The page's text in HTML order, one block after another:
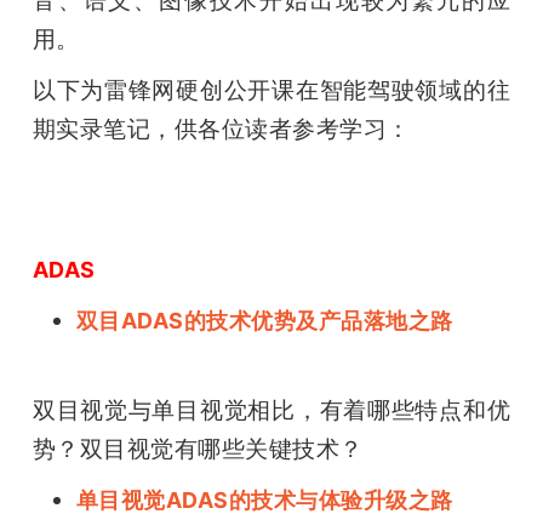
搞
机
用。
以下为雷锋网硬创公开课在智能驾驶领域的往
期实录笔记，供各位读者参考学习：
ADAS
双目ADAS的技术优势及产品落地之路
双目视觉与单目视觉相比，有着哪些特点和优
势？双目视觉有哪些关键技术？
单目视觉ADAS的技术与体验升级之路